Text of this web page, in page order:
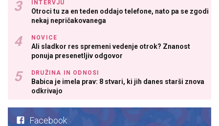
INTERVJU
Otroci tu za en teden oddajo telefone, nato pa se zgodi
nekaj nepričakovanega
NOVICE
Ali sladkor res spremeni vedenje otrok? Znanost
ponuja presenetljiv odgovor
DRUŽINA IN ODNOSI
Babica je imela prav: 8 stvari, ki jih danes starši znova
odkrivajo
Facebook